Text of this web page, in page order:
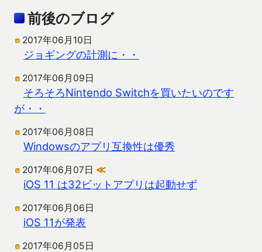
前後のブログ
2017年06月10日
ジョギングの計測に・・
2017年06月09日
そろそろNintendo Switchを買いたいのです
が・・
2017年06月08日
Windowsのアプリ互換性は優秀
2017年06月07日 ≪
iOS 11 は32ビットアプリは起動せず
2017年06月06日
iOS 11が発表
2017年06月05日